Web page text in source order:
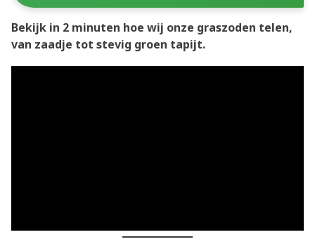
Bekijk in 2 minuten hoe wij onze graszoden telen,
van zaadje tot stevig groen tapijt.